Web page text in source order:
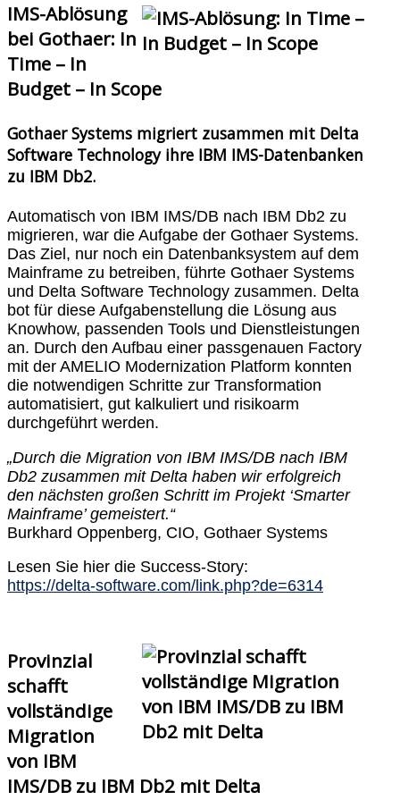
IMS-Ablösung
bei Gothaer: In
Time – In
Budget – In Scope
Gothaer Systems migriert zusammen mit Delta
Software Technology ihre IBM IMS-Datenbanken
zu IBM Db2.
Automatisch von IBM IMS/DB nach IBM Db2 zu
migrieren, war die Aufgabe der Gothaer Systems.
Das Ziel, nur noch ein Datenbanksystem auf dem
Mainframe zu betreiben, führte Gothaer Systems
und Delta Software Technology zusammen. Delta
bot für diese Aufgabenstellung die Lösung aus
Knowhow, passenden Tools und Dienstleistungen
an. Durch den Aufbau einer passgenauen Factory
mit der AMELIO Modernization Platform konnten
die notwendigen Schritte zur Transformation
automatisiert, gut kalkuliert und risikoarm
durchgeführt werden.
„Durch die Migration von IBM IMS/DB nach IBM
Db2 zusammen mit Delta haben wir erfolgreich
den nächsten großen Schritt im Projekt ‘Smarter
Mainframe’ gemeistert.“
Burkhard Oppenberg, CIO, Gothaer Systems
Lesen Sie hier die Success-Story:
https://delta-software.com/link.php?de=6314
Provinzial
schafft
vollständige
Migration
von IBM
IMS/DB zu IBM Db2 mit Delta